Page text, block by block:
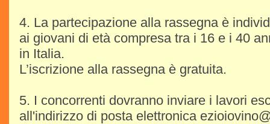
4. La partecipazione alla rassegna è
ai giovani di età compresa tra i 16 e i 40
in Italia.
L’iscrizione alla rassegna è gratuita.
5. I concorrenti dovranno inviare i lavori
all'indirizzo di posta elettronica